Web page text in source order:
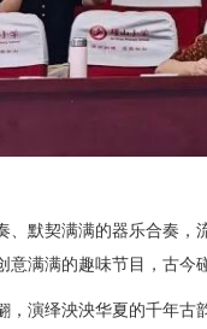
、默契满满的器乐合奏
满满的趣味节目，古今
，演绎泱泱华夏的千年